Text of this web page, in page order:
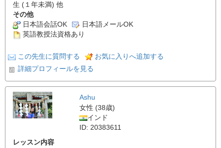
生 (１年未満) 他
その他
日本語会話OK
日本語メールOK
英語教授法資格あり
この先生に質問する
お気に入りへ追加する
詳細プロフィールを見る
Ashu
女性 (38歳)
インド
ID: 20383611
レッスン内容